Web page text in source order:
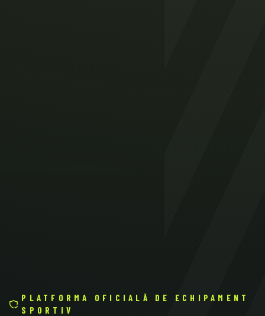
PLATFORMA OFICIALĂ DE ECHIPAMENT
SPORTIV